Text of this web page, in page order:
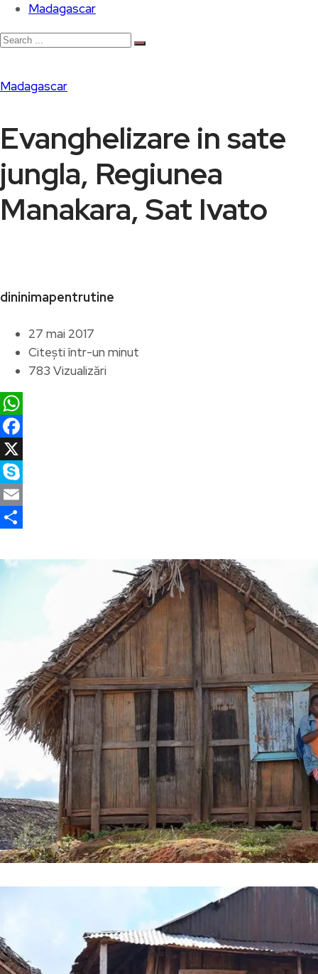
Madagascar
Madagascar
Evanghelizare in sate
jungla, Regiunea
Manakara, Sat Ivato
dininimapentrutine
27 mai 2017
Citești într-un minut
783 Vizualizări
WhatsApp
Facebook
X
Skype
Email